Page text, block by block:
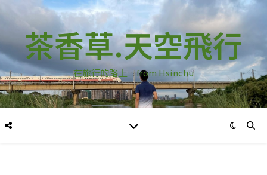
茶香草.天空飛行
在旅行的路上…from Hsinchu